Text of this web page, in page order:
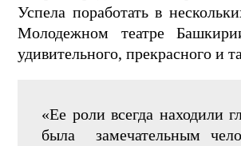
Успела поработать в
Молодежном театре
удивительного, прекрасного и
«Ее роли всегда находили
была замечательным